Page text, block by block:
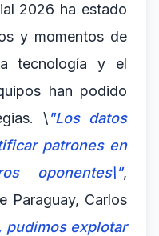
2026 ha estado
y momentos de
tecnología y el
han podido
\"Los datos
patrones en
oponentes\",
Paraguay, Carlos
pudimos explotar